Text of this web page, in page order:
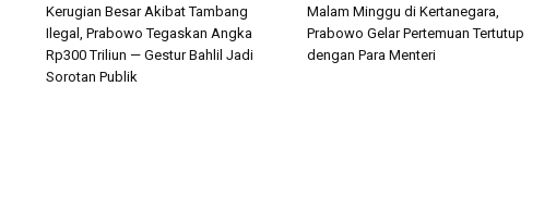
Kerugian Besar Akibat Tambang
Ilegal, Prabowo Tegaskan Angka
Rp300 Triliun — Gestur Bahlil Jadi
Sorotan Publik
Malam Minggu di Kertanegara,
Prabowo Gelar Pertemuan Tertutup
dengan Para Menteri